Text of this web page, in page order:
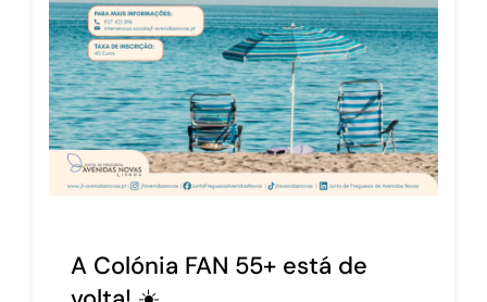
A Colónia FAN 55+ está de